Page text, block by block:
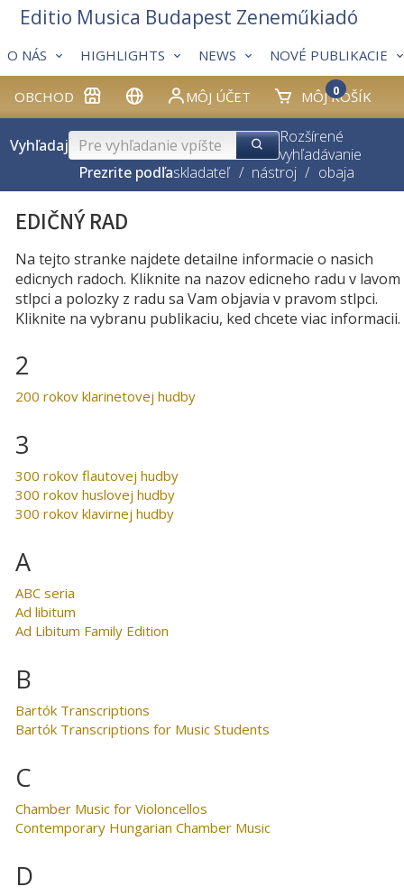
OBCHOD MÔJ ÚČET MÔJ KOŠÍK
0
O NÁS HIGHLIGHTS NEWS NOVÉ PUBLIKACIE
Editio Musica Budapest Zeneműkiadó
Vyhľadaj
Rozšírené
vyhľadávanie
Prezrite podľaskladateľ / nástroj / obaja
EDIČNÝ RAD
Na tejto stranke najdete detailne informacie o nasich
edicnych radoch. Kliknite na nazov edicneho radu v lavom
stlpci a polozky z radu sa Vam objavia v pravom stlpci.
Kliknite na vybranu publikaciu, ked chcete viac informacii.
2
200 rokov klarinetovej hudby
3
300 rokov flautovej hudby
300 rokov huslovej hudby
300 rokov klavirnej hudby
A
ABC seria
Ad libitum
Ad Libitum Family Edition
B
Bartók Transcriptions
Bartók Transcriptions for Music Students
C
Chamber Music for Violoncellos
Contemporary Hungarian Chamber Music
D